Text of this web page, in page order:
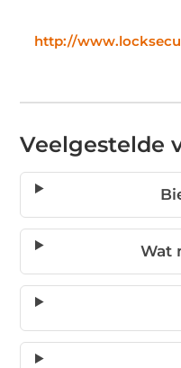
http://
Veelgestelde
Wat